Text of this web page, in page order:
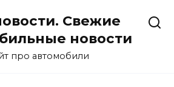
Свежие
новости
про автомобили